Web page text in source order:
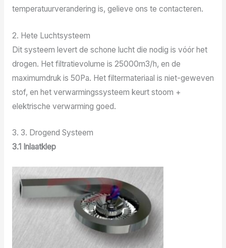
temperatuurverandering is, gelieve ons te contacteren.
2. Hete Luchtsysteem
Dit systeem levert de schone lucht die nodig is vóór het
drogen. Het filtratievolume is 25000m3/h, en de
maximumdruk is 50Pa. Het filtermateriaal is niet-geweven
stof, en het verwarmingssysteem keurt stoom +
elektrische verwarming goed.
3. 3. Drogend Systeem
3.1 Inlaatklep